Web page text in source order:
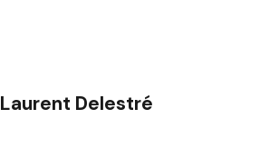
Laurent Delestré